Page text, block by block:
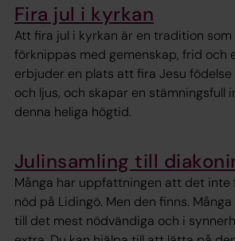
Fira jul i kyrkan
Att fira jul i kyrkan är en tradition som
förknippas med gemenskap, frid och
erbjuder en plats att fira Jesu födelse
och ljus, och skapar en stämningsfull
denna heliga högtid.
Julinsamling till
Många har uppfattningen att det inte
nöd på Lidingö. Men den finns.
till det mest nödvändiga och i